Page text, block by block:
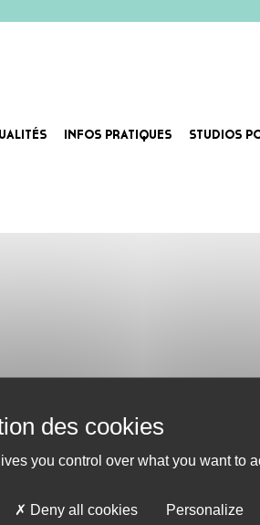
INFOS PRATIQUES STUDIOS
you control over what you want to
Deny all cookies Personalize